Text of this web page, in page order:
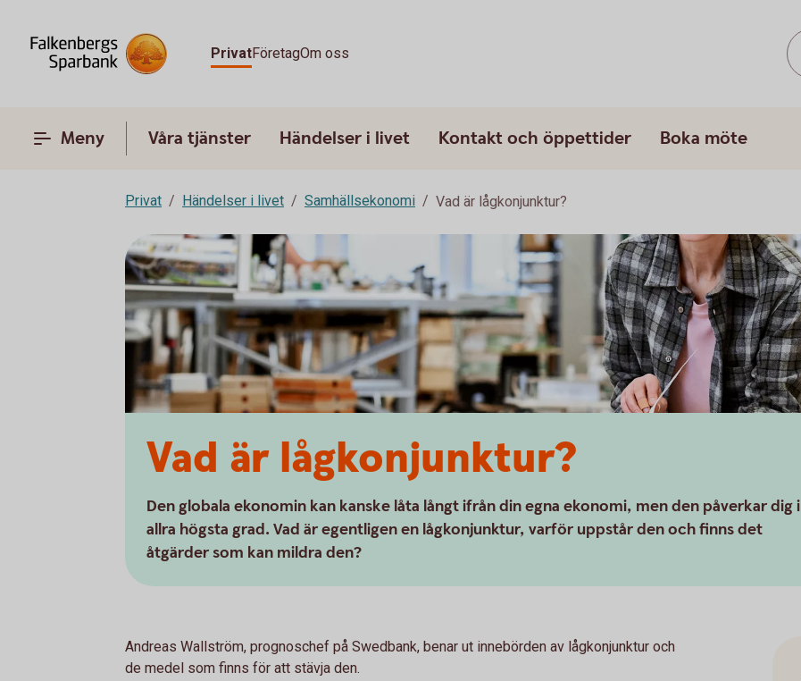
PrivatFöretagOm oss
Meny Våra tjänster Händelser i livet Kontakt och öppettider Boka möte
Privat Händelser i livet Samhällsekonomi Vad är lågkonjunktur?
Vad är lågkonjunktur?
Den globala ekonomin kan kanske låta långt ifrån din egna ekonomi, men den påverkar dig i
allra högsta grad. Vad är egentligen en lågkonjunktur, varför uppstår den och finns det
åtgärder som kan mildra den?
Andreas Wallström, prognoschef på Swedbank, benar ut innebörden av lågkonjunktur och
de medel som finns för att stävja den.